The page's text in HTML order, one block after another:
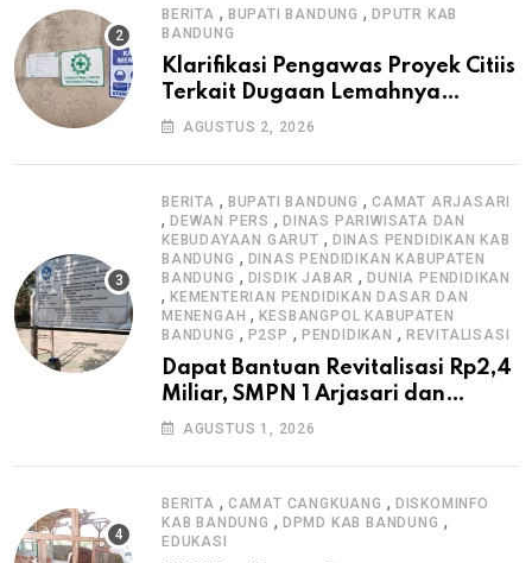
BERITA , BUPATI BANDUNG ,DPUTR KAB
BANDUNG
Klarifikasi Pengawas Proyek Citiis
Terkait Dugaan Lemahnya
Pengawasan K3
AGUSTUS 2, 2026
BERITA , BUPATI BANDUNG ,CAMAT ARJASARI
, DEWAN PERS , DINAS PARIWISATA DAN
KEBUDAYAAN GARUT , DINAS PENDIDIKAN KAB
BANDUNG , DINAS PENDIDIKAN KABUPATEN
BANDUNG , DISDIK JABAR ,DUNIA PENDIDIKAN
, KEMENTERIAN PENDIDIKAN DASAR DAN
MENENGAH ,KESBANGPOL KABUPATEN
BANDUNG , P2SP , PENDIDIKAN , REVITALISASI
Dapat Bantuan Revitalisasi Rp2,4
Miliar, SMPN 1 Arjasari dan
Masyarakat Sambut Antusias
AGUSTUS 1, 2026
BERITA , CAMAT CANGKUANG , DISKOMINFO
KAB BANDUNG , DPMD KAB BANDUNG ,
EDUKASI